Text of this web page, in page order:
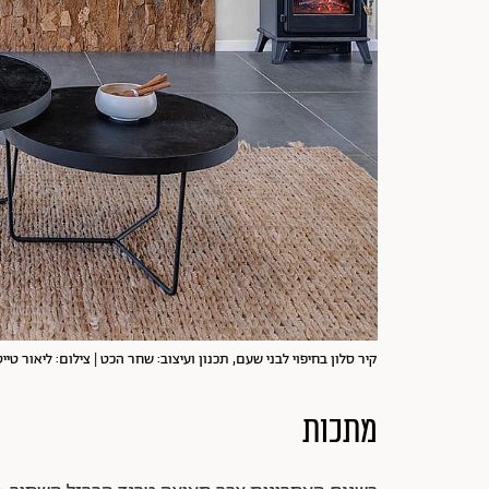
קיר סלון בחיפוי לבני שעם, תכנון ועיצוב: שחר הכט | צילום: ליאור
מתכות